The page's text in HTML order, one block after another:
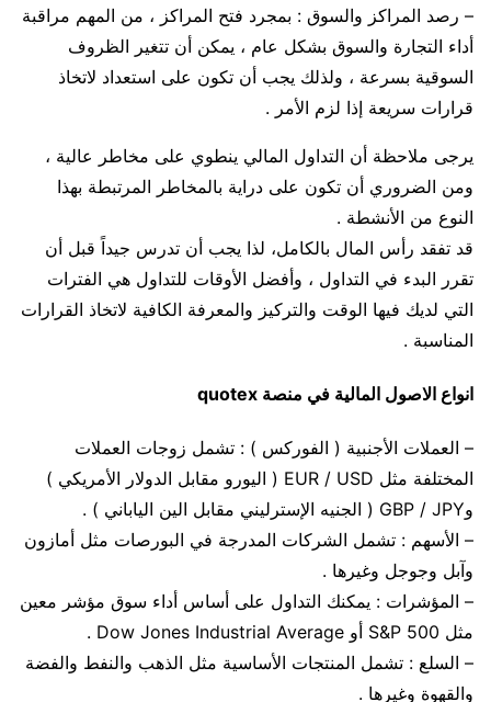
– رصد المراكز والسوق : بمجرد فتح المراكز ، من المهم مراقبة
أداء التجارة والسوق بشكل عام ، يمكن أن تتغير الظروف
السوقية بسرعة ، ولذلك يجب أن تكون على استعداد لاتخاذ
قرارات سريعة إذا لزم الأمر .
يرجى ملاحظة أن التداول المالي ينطوي على مخاطر عالية ،
ومن الضروري أن تكون على دراية بالمخاطر المرتبطة بهذا
النوع من الأنشطة .
قد تفقد رأس المال بالكامل، لذا يجب أن تدرس جيداً قبل أن
تقرر البدء في التداول ، وأفضل الأوقات للتداول هي الفترات
التي لديك فيها الوقت والتركيز والمعرفة الكافية لاتخاذ القرارات
المناسبة .
انواع الاصول المالية في منصة quotex
– العملات الأجنبية ( الفوركس ) : تشمل زوجات العملات
المختلفة مثل EUR / USD ( اليورو مقابل الدولار الأمريكي )
وGBP / JPY ( الجنيه الإسترليني مقابل الين الياباني ) .
– الأسهم : تشمل الشركات المدرجة في البورصات مثل أمازون
وآبل وجوجل وغيرها .
– المؤشرات : يمكنك التداول على أساس أداء سوق مؤشر معين
مثل S&P 500 أو Dow Jones Industrial Average .
– السلع : تشمل المنتجات الأساسية مثل الذهب والنفط والفضة
والقهوة وغيرها .